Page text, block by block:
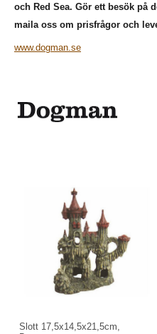
och Red Sea. Gör ett besök på
maila oss om prisfrågor och
www.dogman.se
Slott 17,5x14,5x21,5cm,